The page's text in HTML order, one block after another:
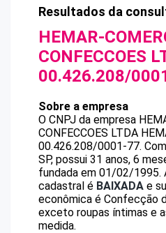
Resultados da
HEMAR-
CONFECCOES
00.426.208/
Sobre a empresa
O CNPJ da empresa
CONFECCOES LTDA
00.426.208/0001-77.
SP, possui 31 anos, 6
fundada em 01/02/1995.
cadastral é BAIXADA e
econômica é Confecção
exceto roupas íntimas e
medida.